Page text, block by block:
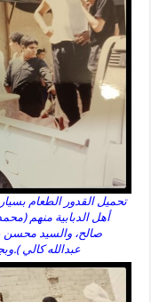
تحميل القدور الطعام
أهل الدبابية منهم
صالح، والسيد
عبدالله كالي